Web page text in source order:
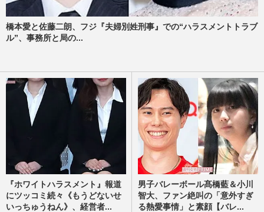
橋本愛と佐藤二朗、フジ『夫婦別姓刑事』での“ハラスメントトラブ
ル”、事務所と局の...
『ホワイトハラスメント』報道
にツッコミ続々《もうどないせ
いっちゅうねん》、経営者...
男子バレーボール髙橋藍＆小川
智大、ファン絶叫の「意外すぎ
る熱愛事情」と素顔【バレ...